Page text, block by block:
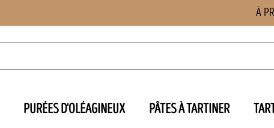
À
PURÉES D'OLÉAGINEUX PÂTES À TARTINER